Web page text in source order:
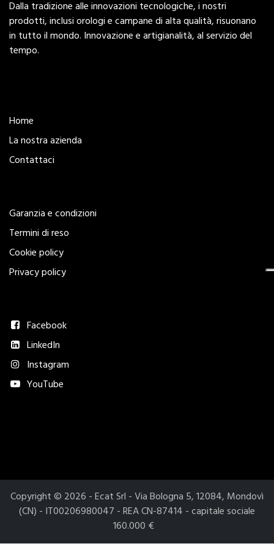
Dalla tradizione alle innovazioni tecnologiche, i nostri
prodotti, inclusi orologi e campane di alta qualità, risuonano
in tutto il mondo. Innovazione e artigianalità, al servizio del
tempo.
Home
La nostra azienda
Contattaci
Garanzia e condizioni
Termini di reso
Cookie policy
Privacy policy
Facebook
LinkedIn
Instagram
YouTube
Copyright © 2026 - Ecat Srl - Via Bologna 5, 12084, Mondovì
(CN) - IT00206980047 - REA CN-87414 - capitale sociale
160.000 €